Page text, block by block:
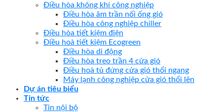
Điều hòa không khí công nghiệp
Điều hòa âm trần nối ống gió
Điều hòa công nghiệp chiller
Điều hòa tiết kiệm điện
Điều hoà tiết kiệm Ecogreen
Điều hòa di động
Điều hòa treo trần 4 cửa gió
Điều hoà tủ đứng cửa gió thổi ngang
Máy lạnh công nghiệp cửa gió thổi lên
Dự án tiêu biểu
Tin tức
Tin nội bộ